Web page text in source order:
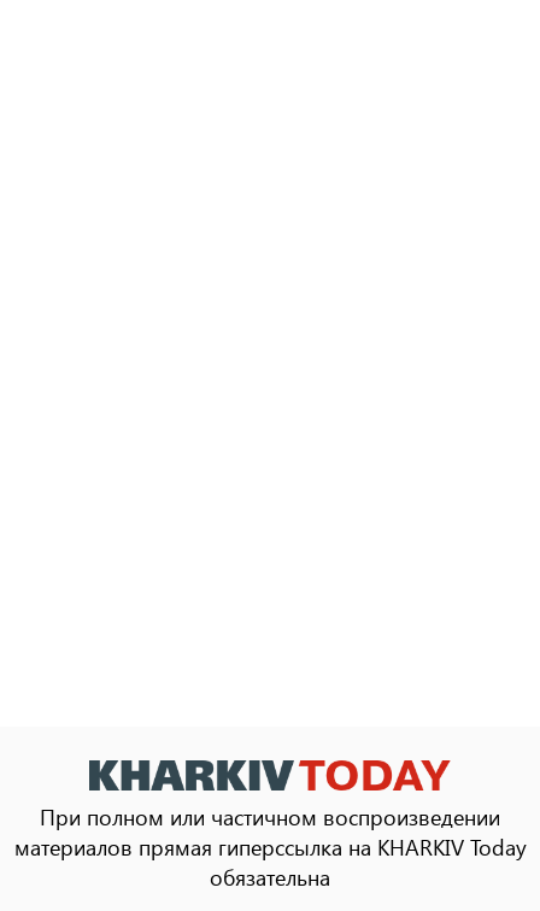
При полном или частичном воспроизведении
материалов прямая гиперссылка на KHARKIV Today
обязательна